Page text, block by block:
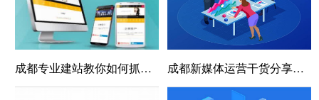
成都专业建站教你如何抓住用户的5大技巧 成都新媒体运营干货分享之视频带货爆款文案写作法